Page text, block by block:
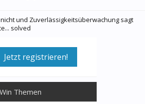
und Zuverlässigkeitsüberwachung sagt
solved
Jetzt registrieren!
Themen